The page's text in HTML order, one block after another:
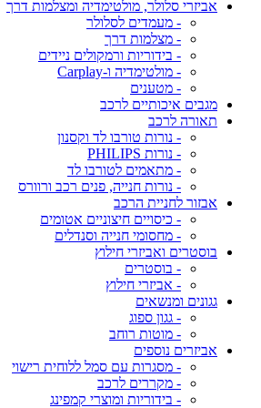
אביזרי סלולר, מולטימדיה ומצלמות דרך
- מעמדים לסלולר
- מצלמות דרך
- בידוריות ורמקולים ניידים
- מולטימדיה ו-Carplay
- מטענים
מגבים איכותיים לרכב
תאורה לרכב
- נורות טורבו לד וקסנון
- נורות PHILIPS
- מתאמים לטורבו לד
- נורות חנייה, פנים רכב ורוורס
אבזור לחניית הרכב
- כיסויים חיצוניים אטומים
- מחסומי חנייה וסנדלים
בוסטרים ואביזרי חילוץ
- בוסטרים
- אביזרי חילוץ
גגונים ומנשאים
- גגון ספוג
- מוטות רוחב
אביזרים נוספים
- מסגרות עם סמל ללוחית רישוי
- מקררים לרכב
- בידוריות ומוצרי קמפינג